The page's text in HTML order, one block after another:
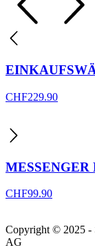
CHF229.90
CHF99.90
Copyright © 2025 -
AG